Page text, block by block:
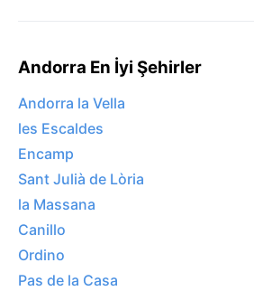
Andorra En İyi Şehirler
Andorra la Vella
les Escaldes
Encamp
Sant Julià de Lòria
la Massana
Canillo
Ordino
Pas de la Casa